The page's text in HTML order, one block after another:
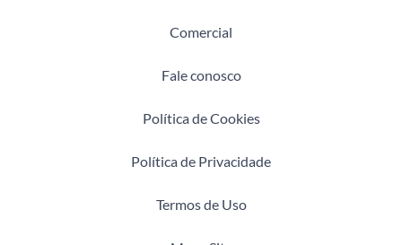
Comercial
Fale conosco
Política de Cookies
Política de Privacidade
Termos de Uso